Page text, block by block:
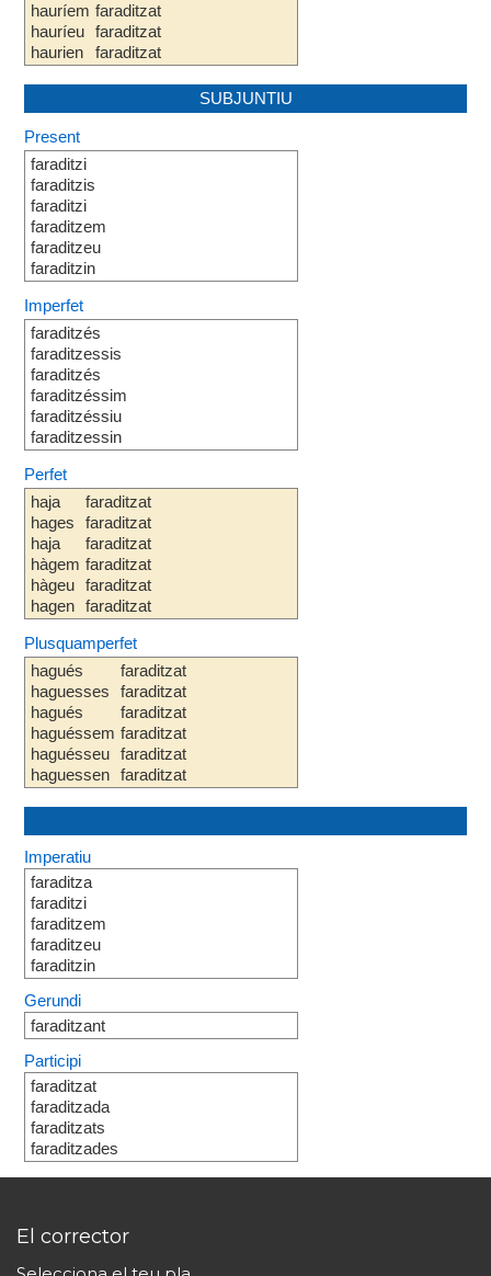
hauríem
hauríeu
haurien
faraditzat
faraditzat
faraditzat
SUBJUNTIU
Present
faraditzi
faraditzis
faraditzi
faraditzem
faraditzeu
faraditzin
Imperfet
faraditzés
faraditzessis
faraditzés
faraditzéssim
faraditzéssiu
faraditzessin
Perfet
haja
hages
haja
hàgem
hàgeu
hagen
faraditzat
faraditzat
faraditzat
faraditzat
faraditzat
faraditzat
Plusquamperfet
hagués
haguesses
hagués
haguéssem
haguésseu
haguessen
faraditzat
faraditzat
faraditzat
faraditzat
faraditzat
faraditzat
Imperatiu
faraditza
faraditzi
faraditzem
faraditzeu
faraditzin
Gerundi
faraditzant
Participi
faraditzat
faraditzada
faraditzats
faraditzades
El corrector